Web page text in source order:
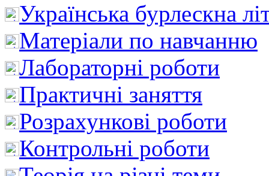
Українська бурлескна
Матеріали по навчанню
Лабораторні роботи
Практичні заняття
Розрахункові роботи
Контрольні роботи